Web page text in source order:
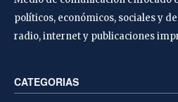
políticos, económicos, sociales y
radio, internet y publicaciones
CATEGORIAS